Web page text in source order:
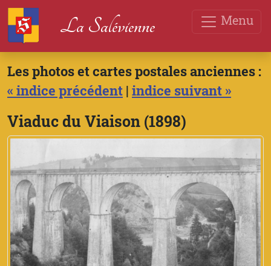
Menu
La Salévienne
Les photos et cartes postales anciennes :
« indice précédent | indice suivant »
Viaduc du Viaison (1898)